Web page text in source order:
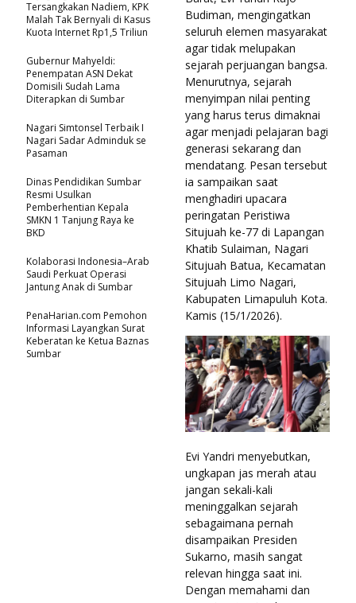
Budiman, mengingatkan
seluruh elemen masyarakat
agar tidak melupakan
sejarah perjuangan bangsa.
Menurutnya, sejarah
menyimpan nilai penting
yang harus terus dimaknai
agar menjadi pelajaran bagi
generasi sekarang dan
mendatang. Pesan tersebut
ia sampaikan saat
menghadiri upacara
peringatan Peristiwa
Situjuah ke-77 di Lapangan
Khatib Sulaiman, Nagari
Situjuah Batua, Kecamatan
Situjuah Limo Nagari,
Kabupaten Limapuluh Kota.
Kamis (15/1/2026).
Evi Yandri menyebutkan,
ungkapan jas merah atau
jangan sekali-kali
meninggalkan sejarah
sebagaimana pernah
disampaikan Presiden
Sukarno, masih sangat
relevan hingga saat ini.
Dengan memahami dan
Tersangkakan Nadiem, KPK
Malah Tak Bernyali di Kasus
Kuota Internet Rp1,5 Triliun
Gubernur Mahyeldi:
Penempatan ASN Dekat
Domisili Sudah Lama
Diterapkan di Sumbar
Nagari Simtonsel Terbaik I
Nagari Sadar Adminduk se
Pasaman
Dinas Pendidikan Sumbar
Resmi Usulkan
Pemberhentian Kepala
SMKN 1 Tanjung Raya ke
BKD
Kolaborasi Indonesia–Arab
Saudi Perkuat Operasi
Jantung Anak di Sumbar
PenaHarian.com Pemohon
Informasi Layangkan Surat
Keberatan ke Ketua Baznas
Sumbar